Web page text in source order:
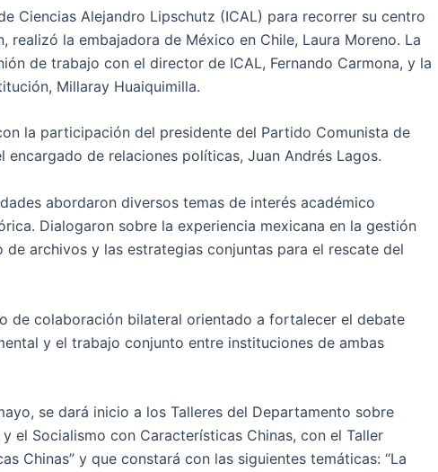
Ciencias Alejandro Lipschutz (ICAL) para recorrer su centro
realizó la embajadora de México en Chile, Laura Moreno. La
de trabajo con el director de ICAL, Fernando Carmona, y la
Millaray Huaiquimilla.
la participación del presidente del Partido Comunista de
encargado de relaciones políticas, Juan Andrés Lagos.
abordaron diversos temas de interés académico
Dialogaron sobre la experiencia mexicana en la gestión
de archivos y las estrategias conjuntas para el rescate del
de colaboración bilateral orientado a fortalecer el debate
y el trabajo conjunto entre instituciones de ambas
se dará inicio a los Talleres del Departamento sobre
el Socialismo con Características Chinas, con el Taller
Chinas” y que constará con las siguientes temáticas: “La